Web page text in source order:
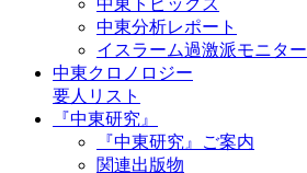
中東トピックス
中東分析レポート
イスラーム過激派モニター
中東クロノロジー
要人リスト
『中東研究』
『中東研究』ご案内
関連出版物